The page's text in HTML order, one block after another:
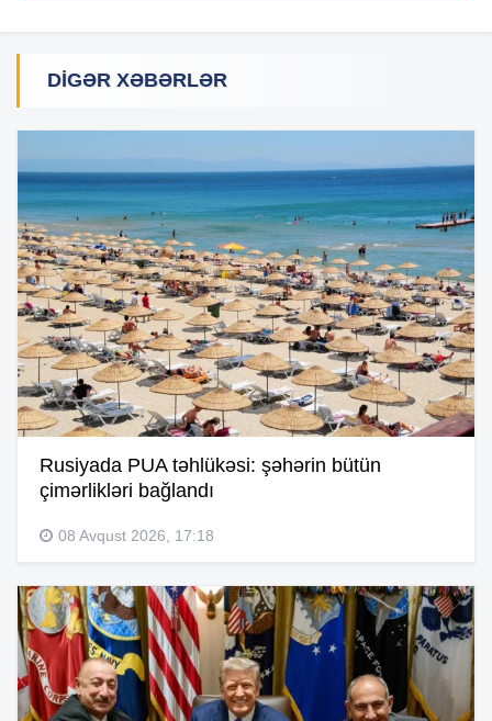
DIGƏR XƏBƏRLƏR
Rusiyada PUA təhlükəsi: şəhərin bütün
çimərlikləri bağlandı
08 Avqust 2026, 17:18